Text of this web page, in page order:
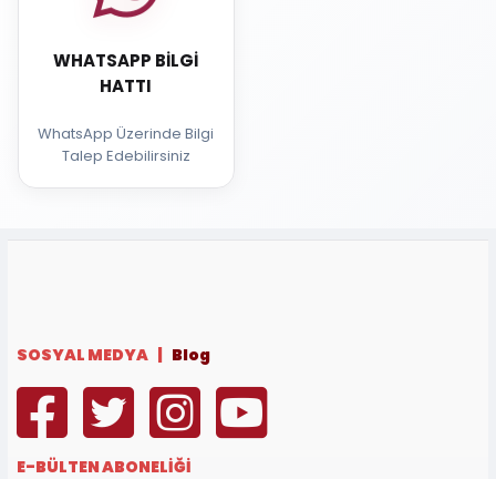
WHATSAPP BILGI
HATTI
WhatsApp Üzerinde Bilgi
Talep Edebilirsiniz
SOSYAL MEDYA | Blog
E-BÜLTEN ABONELİĞİ